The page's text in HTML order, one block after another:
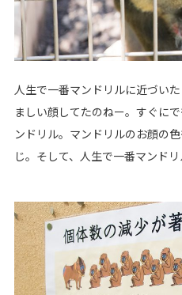
人生で一番マンドリルに近づい
ましい顔してたのねー。すぐに
ンドリル。マンドリルのお顔の
じ。そして、人生で一番マンド